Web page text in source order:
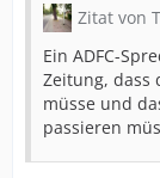
Zitat von
Ein ADFC-
Zeitung, dass
müsse und
passieren